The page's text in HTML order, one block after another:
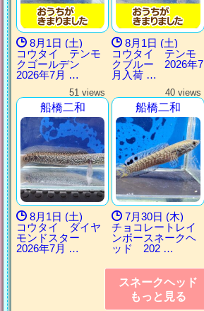
8月1日 (土)
コウタイ テンモ
クゴールデン
2026年7月 …
8月1日 (土)
コウタイ テンモ
クブルー 2026年7
月入荷 …
51 views
船橋二和
8月1日 (土)
コウタイ ダイヤ
モンドスター
2026年7月 …
40 views
船橋二和
7月30日 (木)
チョコレートレイ
ンボースネークヘ
ッド 202 …
スネークヘッド
もっと見る